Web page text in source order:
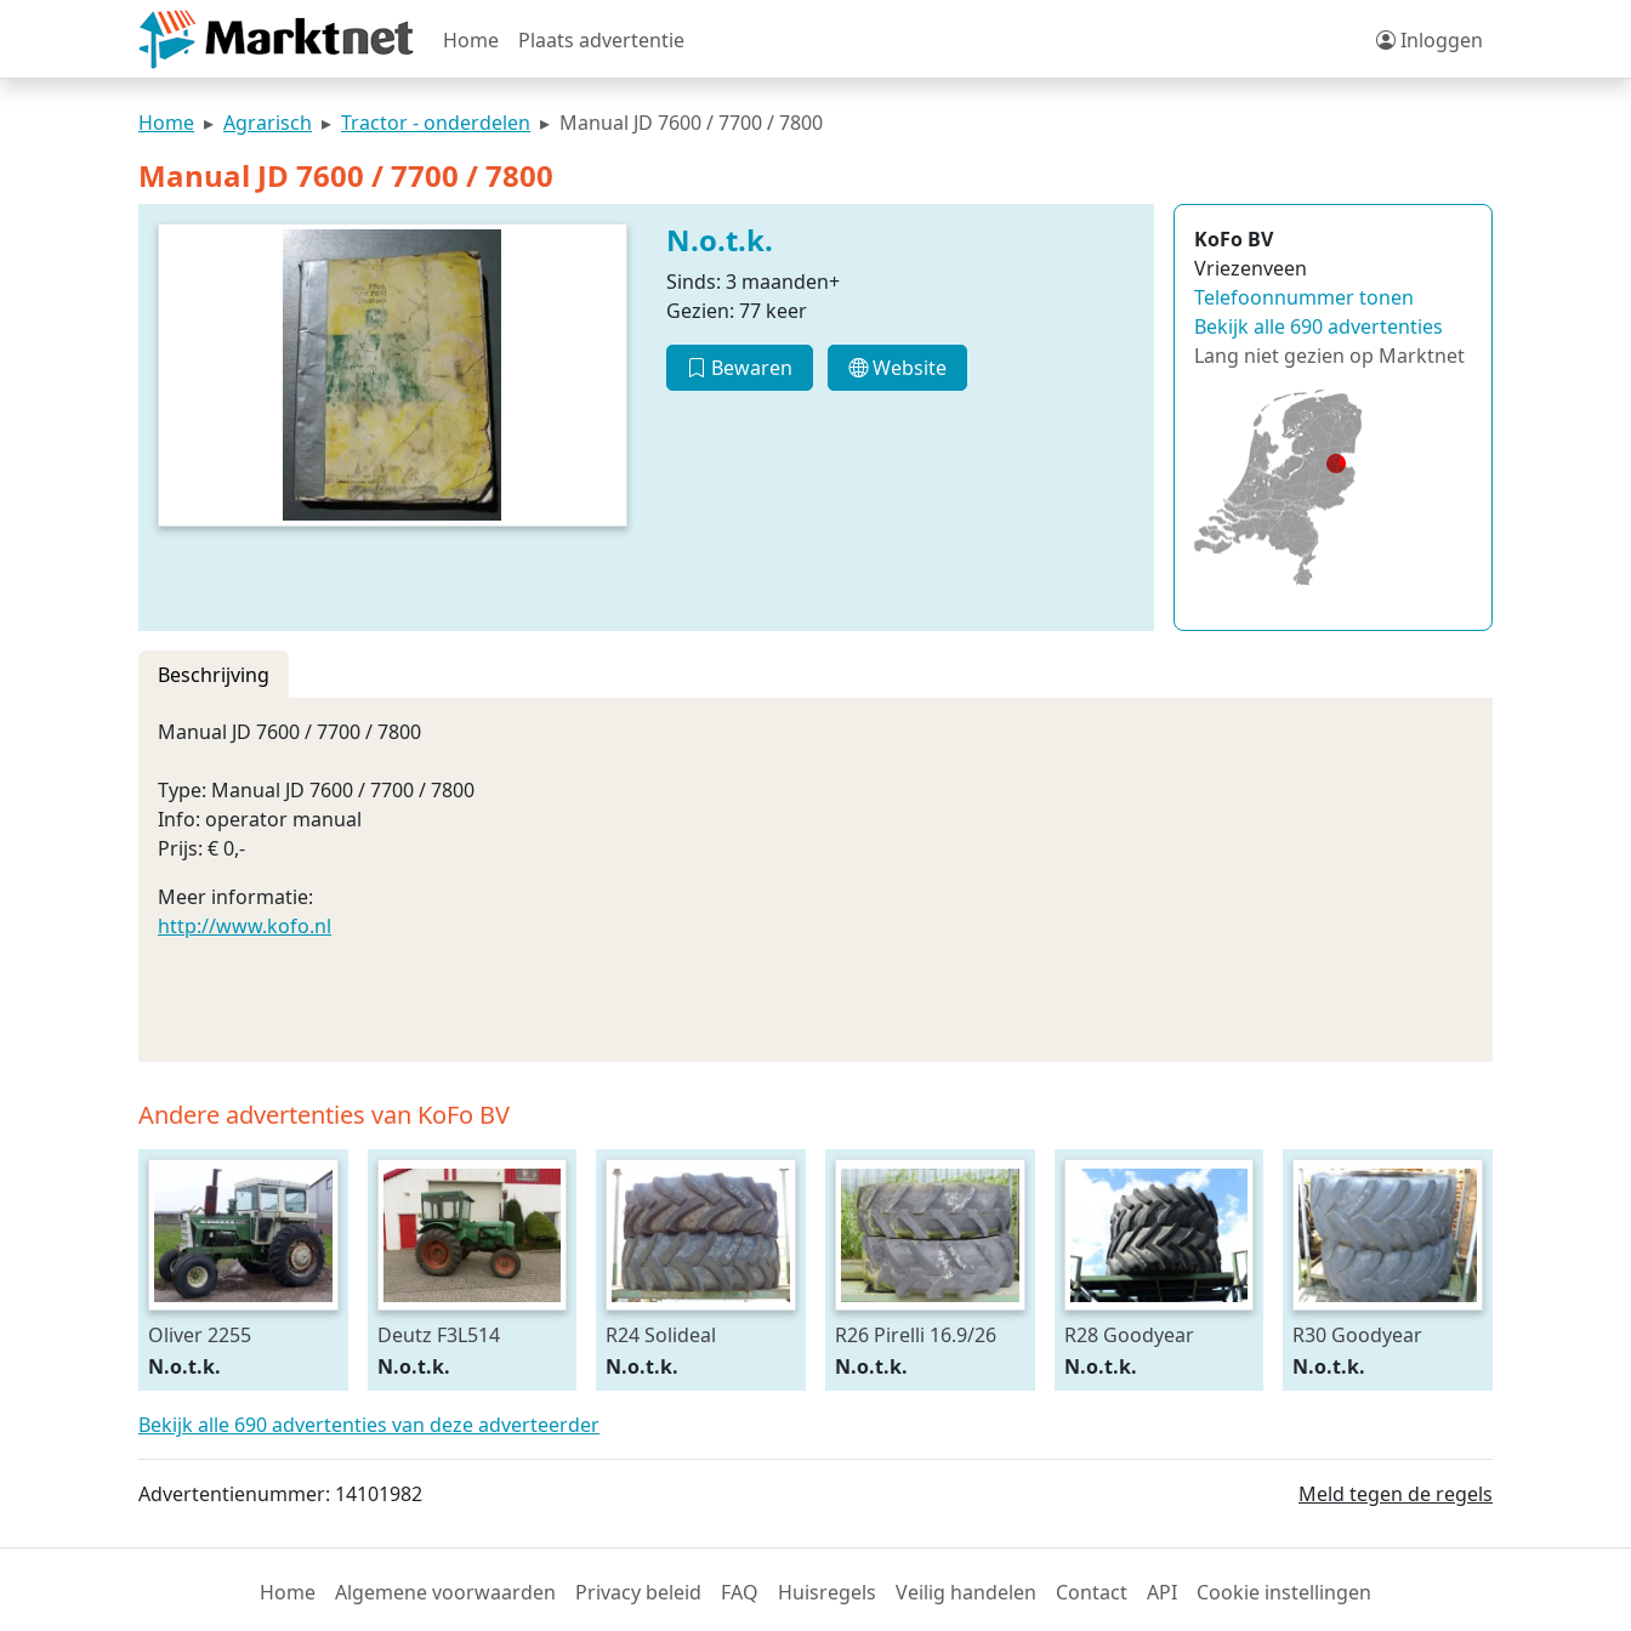
Home Plaats advertentie Inloggen
Home Agrarisch Tractor - onderdelen Manual JD 7600 / 7700 / 7800
Manual JD 7600 / 7700 / 7800
N.o.t.k.
Sinds: 3 maanden+
Gezien: 77 keer
Bewaren Website
KoFo BV
Vriezenveen
Telefoonnummer tonen
Bekijk alle 690 advertenties
Lang niet gezien op Marktnet
Beschrijving
Manual JD 7600 / 7700 / 7800
Type: Manual JD 7600 / 7700 / 7800
Info: operator manual
Prijs: € 0,-
Meer informatie:
http://www.kofo.nl
Andere advertenties van KoFo BV
Oliver 2255
N.o.t.k.
Deutz F3L514
N.o.t.k.
R24 Solideal
15.5/80R24
N.o.t.k.
R26 Pirelli 16.9/26
N.o.t.k.
R28 Goodyear
540/75R28
N.o.t.k.
R30 Goodyear
600/70R30
N.o.t.k.
Bekijk alle 690 advertenties van deze adverteerder
Advertentienummer: 14101982 Meld tegen de regels
Home Algemene voorwaarden Privacy beleid FAQ Huisregels Veilig handelen Contact API Cookie instellingen